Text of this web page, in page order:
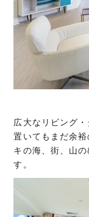
広大なリビング
置いてもまだ余
キの海、街、山
す。